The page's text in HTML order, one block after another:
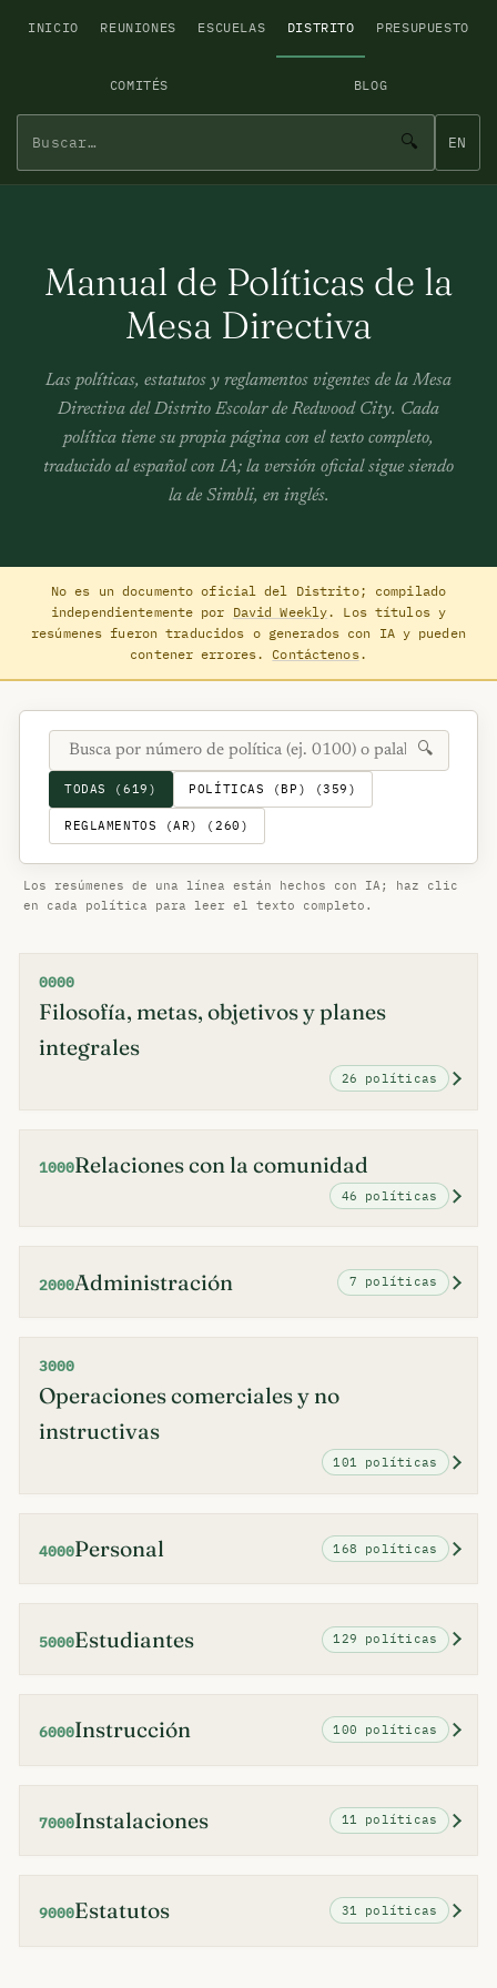
INICIO REUNIONES ESCUELAS DISTRITO PRESUPUESTO
COMITÉS BLOG
🔍 EN
Manual de Políticas de la
Mesa Directiva
Las políticas, estatutos y reglamentos vigentes de la Mesa
Directiva del Distrito Escolar de Redwood City. Cada
política tiene su propia página con el texto completo,
traducido al español con IA; la versión oficial sigue siendo
la de Simbli, en inglés.
No es un documento oficial del Distrito; compilado
independientemente por David Weekly. Los títulos y
resúmenes fueron traducidos o generados con IA y pueden
contener errores. Contáctenos.
🔍
TODAS (619) POLÍTICAS (BP) (359)
REGLAMENTOS (AR) (260)
Los resúmenes de una línea están hechos con IA; haz clic
en cada política para leer el texto completo.
0000
Filosofía, metas, objetivos y planes
integrales
26 políticas
1000Relaciones con la comunidad
46 políticas
2000Administración 7 políticas
3000
Operaciones comerciales y no
instructivas
101 políticas
4000Personal 168 políticas
5000Estudiantes 129 políticas
6000Instrucción 100 políticas
7000Instalaciones 11 políticas
9000Estatutos 31 políticas